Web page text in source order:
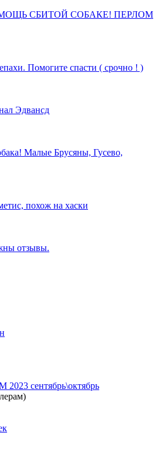
СБИТОЙ СОБАКЕ! ПЕРЛОМ
Помогите спасти ( срочно ! )
Эдвансд
Малые Брусяны, Гусево,
похож на хаски
отзывы.
сентябрь\октябрь
)